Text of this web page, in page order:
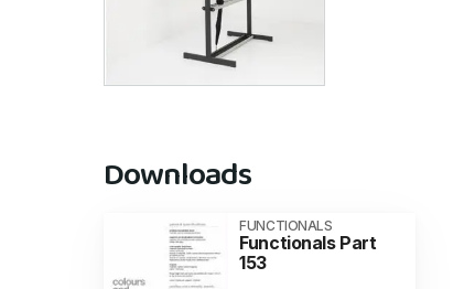
Downloads
FUNCTIONALS
Functionals Part
153